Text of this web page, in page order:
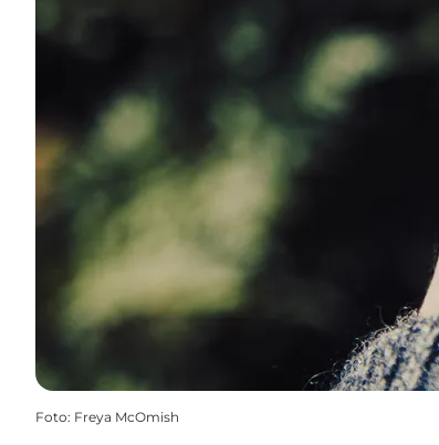
Foto: Freya McOmish